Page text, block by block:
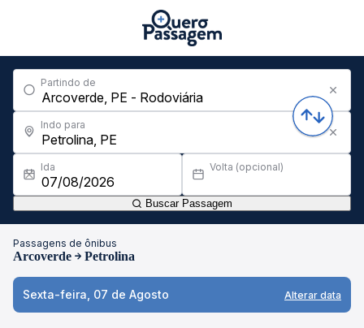
Partindo de
Indo para
Ida Volta (opcional)
Buscar Passagem
Passagens de ônibus
Arcoverde Petrolina
Sexta-feira, 07 de Agosto Alterar data